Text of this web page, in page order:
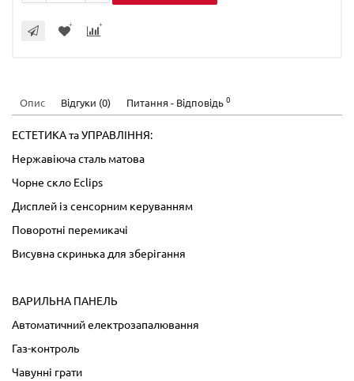
Опис Відгуки (0) Питання - Відповідь 0
ЕСТЕТИКА та УПРАВЛІННЯ:
Нержавіюча сталь матова
Чорне скло Eclips
Дисплей із сенсорним керуванням
Поворотні перемикачі
Висувна скринька для зберігання
ВАРИЛЬНА ПАНЕЛЬ
Автоматичний електрозапалювання
Газ-контроль
Чавунні грати